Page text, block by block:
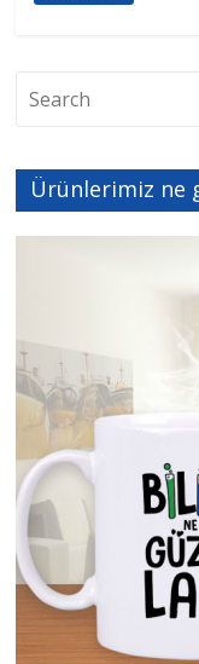
Ürünlerimiz ne